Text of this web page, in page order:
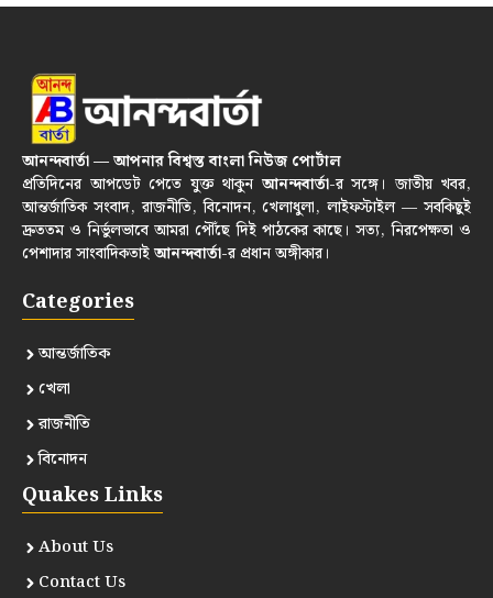
আনন্দবার্তা — আপনার বিশ্বস্ত বাংলা নিউজ পোর্টাল
প্রতিদিনের আপডেট পেতে যুক্ত থাকুনআনন্দবার্তা-র সঙ্গে। জাতীয় খবর,
আন্তর্জাতিক সংবাদ, রাজনীতি, বিনোদন, খেলাধুলা, লাইফস্টাইল — সবকিছুই
দ্রুততম ও নির্ভুলভাবে আমরা পৌঁছে দিই পাঠকের কাছে। সত্য, নিরপেক্ষতা ও
পেশাদার সাংবাদিকতাইআনন্দবার্তা-র প্রধান অঙ্গীকার।
Categories
আন্তর্জাতিক
খেলা
রাজনীতি
বিনোদন
Quakes Links
About Us
Contact Us